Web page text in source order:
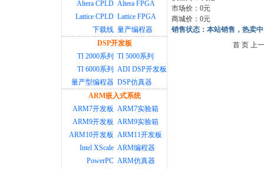
Altera CPLD Altera FPGA
Lattice CPLD Lattice FPGA
下载线 量产编程器
DSP开发板
TI 2000系列
TI 5000系列
TI 6000系列
ADI DSP开发板
量产型编程器 DSP仿真器
ARM嵌入式系统
ARM7开发板 ARM7实验箱
ARM9开发板 ARM9实验箱
ARM10开发板 ARM11开发板
Intel XScale ARM编程器
PowerPC ARM仿真器
市场价：0元
商城价：0元
销售状态：本站销售，热卖中
首 页 上